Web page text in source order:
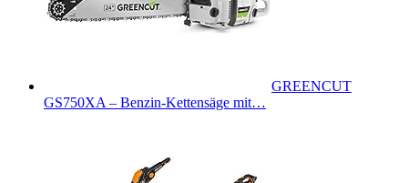
GREENCUT
GS750XA – Benzin-Kettensäge mit…